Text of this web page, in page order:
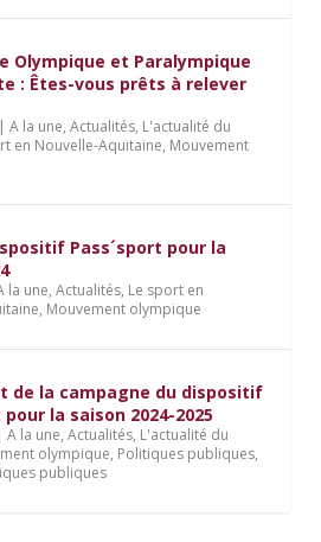
Olympique et Paralympique
: Êtes-vous prêts à relever
|A la une,Actualités, L'actualité du
en Nouvelle-Aquitaine, Mouvement
Pass´sport pour la
la une,Actualités, Le sport en
, Mouvement olympique
de la campagne du dispositif
pour la saison 2024-2025
A la une,Actualités, L'actualité du
olympique, Politiques publiques,
publiques